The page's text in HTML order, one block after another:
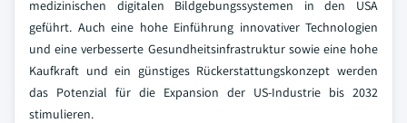
medizinischen digitalen Bildgebungssystemen in den USA
geführt. Auch eine hohe Einführung innovativer Technologien
und eine verbesserte Gesundheitsinfrastruktur sowie eine hohe
Kaufkraft und ein günstiges Rückerstattungskonzept werden
das Potenzial für die Expansion der US-Industrie bis 2032
stimulieren.